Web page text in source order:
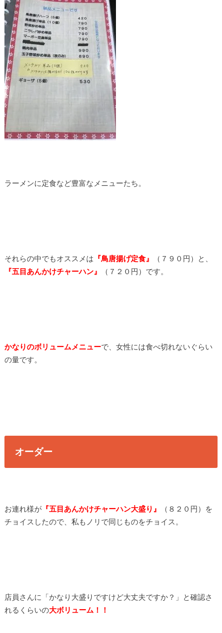
ラーメンに定食など豊富なメニューたち。
それらの中でもオススメは 『鳥唐揚げ定食』
（７９０円）と、
『五目あんかけチャーハン』
（７２０円）です。
かなりのボリュームメニューで、女性には食べ切れないぐらい
の量です。
オーダー
お連れ様が『五目あんかけチャーハン大盛り』
（８２０円）を
チョイスしたので、私もノリで同じものをチョイス。
店員さんに「かなり大盛りですけど大丈夫ですか？」と確認さ
れるくらいの大ボリューム！！